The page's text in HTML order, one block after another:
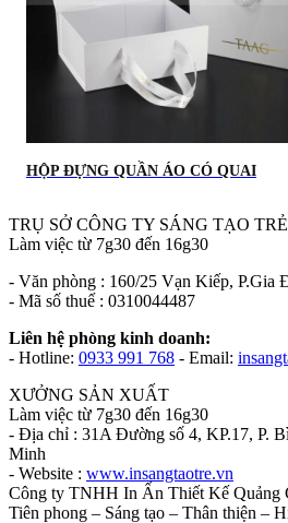
HỘP ĐỰNG QUẦN ÁO CÓ QUAI
TRỤ SỞ CÔNG TY SÁNG TẠO TRẺ
Làm việc từ 7g30 đến 16g30
- Văn phòng : 160/25 Vạn Kiếp, P.Gia
- Mã số thuế : 0310044487
Liên hệ phòng kinh doanh:
- Hotline: 0933 991 768 - Email:
XƯỞNG SẢN XUẤT
Làm việc từ 7g30 đến 16g30
- Địa chỉ : 31A Đường số 4, KP.17, P.
Minh
- Website : www.insangtaotre.vn
Công ty TNHH In Ấn Thiết Kế Quảng
Tiên phong – Sáng tạo – Thân thiện –